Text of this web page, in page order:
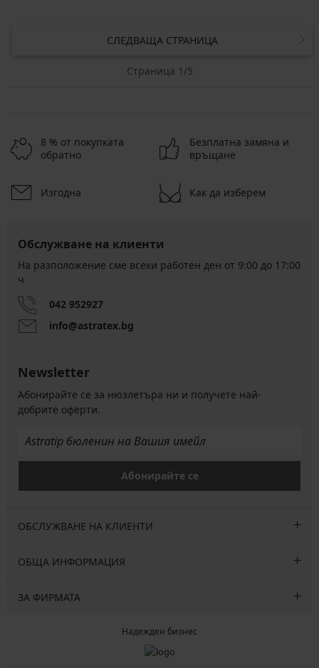
СЛЕДВАЩА СТРАНИЦА
Страница 1/5
8 % от покупката
обратно
Безплатна замяна и
връщане
Изгодна Как да изберем
Обслужване на клиенти
На разположение сме всеки работен ден от 9:00 до 17:00
ч
042 952927
info@astratex.bg
Newsletter
Абонирайте се за нюзлетъра ни и получете най-
добрите оферти.
Абонирайте се
ОБСЛУЖВАНЕ НА КЛИЕНТИ
ОБЩА ИНФОРМАЦИЯ
ЗА ФИРМАТА
Надежден бизнес